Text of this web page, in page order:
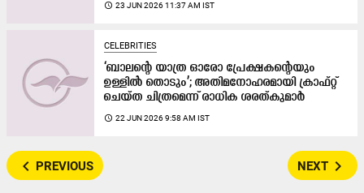
access_time 23 JUN 2026 11:37 AM IST
CELEBRITIES
‘ബാലന്റെ യാത്ര ഓരോ പ്രേക്ഷകന്റെയും
ഉള്ളിൽ തൊടും’; അതിമനോഹരമായി ക്രാഫ്റ്റ്
ചെയ്ത ചിത്രമെന്ന് രാധിക ശരത്കുമാർ
access_time 22 JUN 2026 9:58 AM IST
navigate_before PREVIOUS NEXT navigate_next